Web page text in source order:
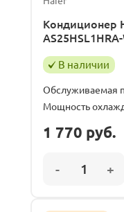
Кондиционер
В наличии
Обслуживаемая
Мощность
1 770 руб.